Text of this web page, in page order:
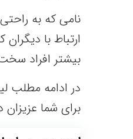
نامی که به
ارتباط با
بیشتر افراد
در ادامه مطلب
برای شما عزیزان